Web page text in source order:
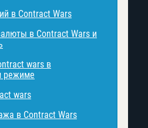
в Contract Wars
в Contract Wars и
wars в
режиме
wars
в Contract Wars